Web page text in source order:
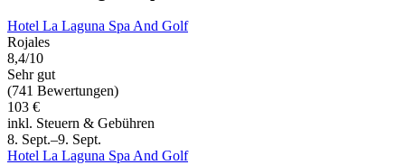
Hotel La Laguna Spa And Golf
Rojales
8,4/10
Sehr gut
(741 Bewertungen)
103 €
inkl. Steuern & Gebühren
8. Sept.–9. Sept.
Hotel La Laguna Spa And Golf